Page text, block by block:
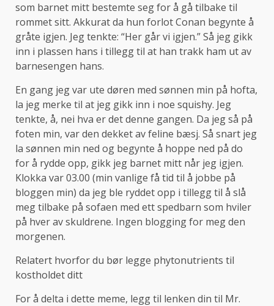
som barnet mitt bestemte seg for å gå tilbake til
rommet sitt. Akkurat da hun forlot Conan begynte å
gråte igjen. Jeg tenkte: “Her går vi igjen.” Så jeg gikk
inn i plassen hans i tillegg til at han trakk ham ut av
barnesengen hans.
En gang jeg var ute døren med sønnen min på hofta,
la jeg merke til at jeg gikk inn i noe squishy. Jeg
tenkte, å, nei hva er det denne gangen. Da jeg så på
foten min, var den dekket av feline bæsj. Så snart jeg
la sønnen min ned og begynte å hoppe ned på do
for å rydde opp, gikk jeg barnet mitt når jeg igjen.
Klokka var 03.00 (min vanlige få tid til å jobbe på
bloggen min) da jeg ble ryddet opp i tillegg til å slå
meg tilbake på sofaen med ett spedbarn som hviler
på hver av skuldrene. Ingen blogging for meg den
morgenen.
Relatert hvorfor du bør legge phytonutrients til
kostholdet ditt
For å delta i dette meme, legg til lenken din til Mr.